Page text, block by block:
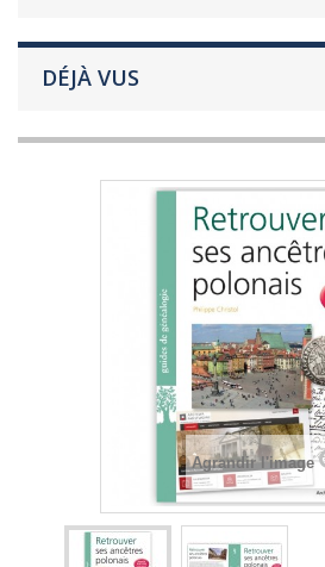
DÉJÀ VUS
Agrandir l'image